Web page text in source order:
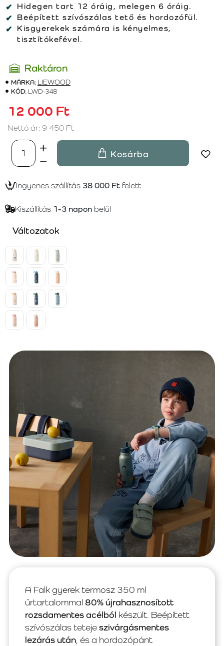
Hidegen tart 12 óráig, melegen 6 óráig.
Beépített szívószálas tető és hordozófül.
Kisgyerekek számára is kényelmes,
tisztítókefével.
Raktáron
MÁRKA: LIEWOOD
KÓD: LWD-348
12 000 Ft
Nettó ár: 9 450 Ft
Kosárba
Ingyenes szállítás 38 000 Ft felett
Kiszállítás 1-3 napon belül
Változatok
A Falk gyerek termosz 350 ml
űrtartalommal80% újrahasznosított
rozsdamentes acélból készült. Beépített
szívószálas tetejeszivárgásmentes
lezárás után , és a hordozópánt